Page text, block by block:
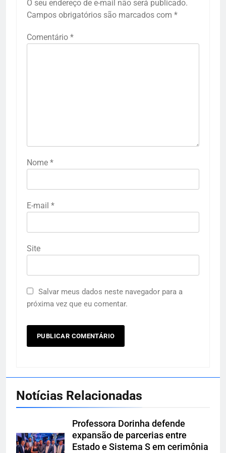
O seu endereço de e-mail não será publicado.
Campos obrigatórios são marcados com *
Comentário *
Nome *
E-mail *
Site
Salvar meus dados neste navegador para a
próxima vez que eu comentar.
Notícias Relacionadas
Professora Dorinha defende
expansão de parcerias entre
Estado e Sistema S em cerimônia